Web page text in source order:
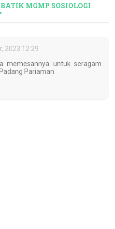
BATIK MGMP SOSIOLOGI
2023 12:29
memesannya untuk seragam
Pariaman